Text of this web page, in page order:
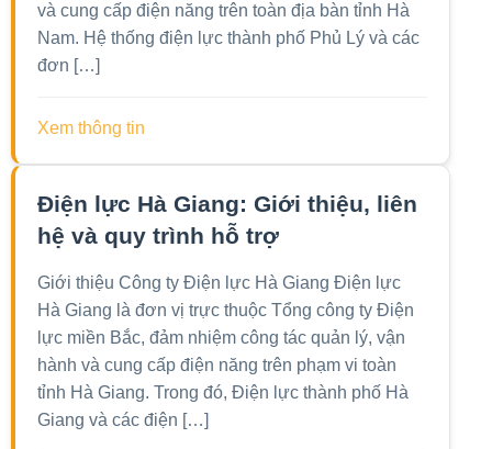
và cung cấp điện năng trên toàn địa bàn tỉnh Hà
Nam. Hệ thống điện lực thành phố Phủ Lý và các
đơn […]
Xem thông tin
Điện lực Hà Giang: Giới thiệu, liên
hệ và quy trình hỗ trợ
Giới thiệu Công ty Điện lực Hà Giang Điện lực
Hà Giang là đơn vị trực thuộc Tổng công ty Điện
lực miền Bắc, đảm nhiệm công tác quản lý, vận
hành và cung cấp điện năng trên phạm vi toàn
tỉnh Hà Giang. Trong đó, Điện lực thành phố Hà
Giang và các điện […]